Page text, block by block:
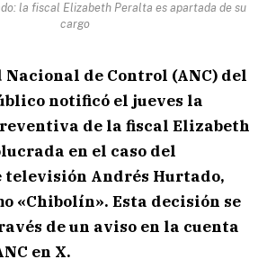
la fiscal Elizabeth Peralta es apartada de su
cargo
de Control (ANC) del
notificó el jueves la
de la fiscal Elizabeth
en el caso del
televisión Andrés Hurtado,
«Chibolín». Esta decisión se
de un aviso en la cuenta
en X.